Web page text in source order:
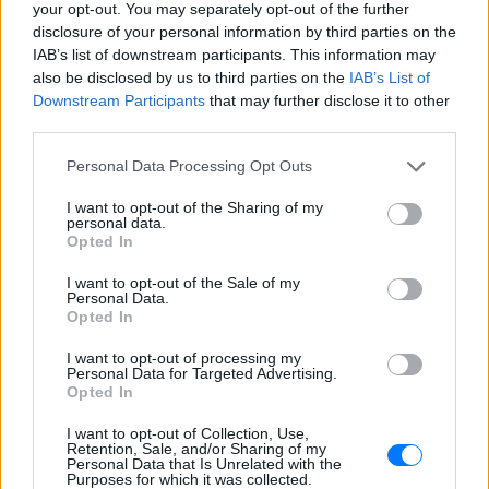
your opt-out. You may separately opt-out of the further
disclosure of your personal information by third parties on the
IAB’s list of downstream participants. This information may
also be disclosed by us to third parties on the IAB’s List of
Downstream Participants that may further disclose it to other
Personal Data Processing Opt Outs
I want to opt-out of the Sharing of my
personal data.
Opted In
I want to opt-out of the Sale of my
Personal Data.
Opted In
I want to opt-out of processing my
Personal Data for Targeted Advertising.
Opted In
I want to opt-out of Collection, Use,
Retention, Sale, and/or Sharing of my
Personal Data that Is Unrelated with the
Purposes for which it was collected.
ΣΤΗΝ ΙΔΙΑ ΚΑΤΗΓΟΡΙΑ
Η Γαρυφαλλιά Καληφώνη στην
Πάρο με μαύρο μπικίνι ‑ δείτε